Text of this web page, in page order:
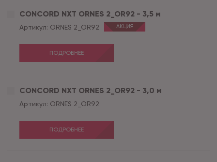
CONCORD NXT ORNES 2_OR92 - 3,5 м
Артикул: ORNES 2_OR92 АКЦИЯ
ПОДРОБНЕЕ
CONCORD NXT ORNES 2_OR92 - 3,0 м
Артикул: ORNES 2_OR92
ПОДРОБНЕЕ